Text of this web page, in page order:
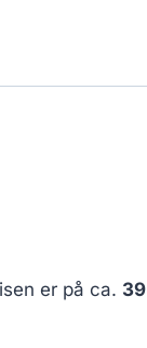
er på ca. 39